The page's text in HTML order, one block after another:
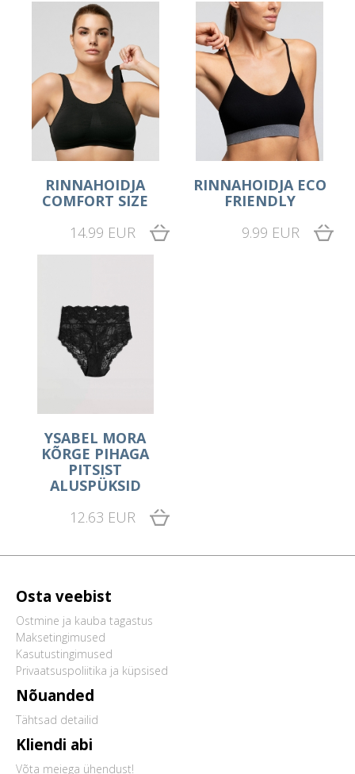
RINNAHOIDJA
COMFORT SIZE
14.99 EUR
RINNAHOIDJA ECO
FRIENDLY
9.99 EUR
YSABEL MORA
KÕRGE PIHAGA
PITSIST
ALUSPÜKSID
12.63 EUR
Osta veebist
Ostmine ja kauba tagastus
Maksetingimused
Kasutustingimused
Privaatsuspoliitika ja küpsised
Nõuanded
Tähtsad detailid
Kliendi abi
Võta meiega ühendust!